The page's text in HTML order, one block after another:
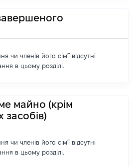
чи членів його сім'ї відсутні
в цьому розділі.
майно (крім
засобів)
чи членів його сім'ї відсутні
в цьому розділі.